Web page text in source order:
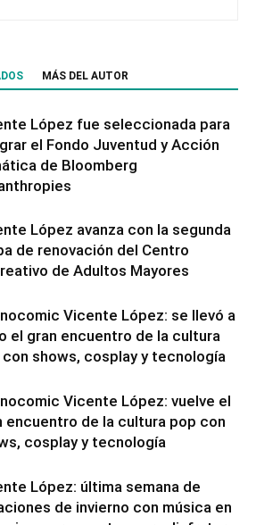
MÁS DEL AUTOR
López fue seleccionada para
el Fondo Juventud y Acción
de Bloomberg
López avanza con la segunda
de renovación del Centro
de Adultos Mayores
Vicente López: se llevó a
el gran encuentro de la cultura
con shows, cosplay y tecnología
Vicente López: vuelve el
encuentro de la cultura pop con
cosplay y tecnología
López: última semana de
de invierno con música en